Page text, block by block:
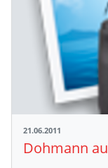
21.06.2011